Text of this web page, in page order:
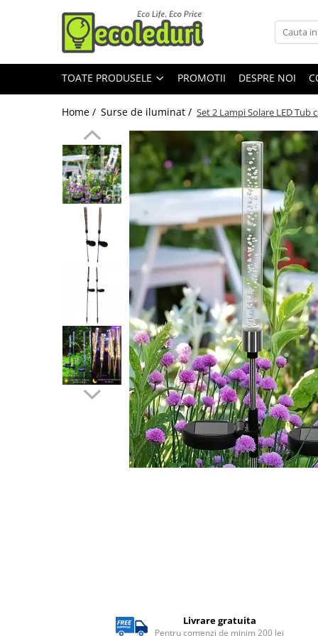
Toate Produsele
Surse de iluminat
Surse de iluminat
Bec Color led
Bec incandescent (Clasic)
Becuri Led
Becuri & lampi led cu fasung
Ghirlande luminoase
Modul Led pentru aplica
Tub Neon Fluorescent (Clasic)
Tub Neon LED
Lampi solare
Corpuri de iluminat
Corpuri de iluminat
Corpuri Led - industriale
Aplice si Plafoniere Led
TOATE PRODUSELE PROMOTII DESPRE NOI
Home / Surse de iluminat / Set 2 Lampi Solare LED Tub
Livrare gratuita
Pentru comenzi de minim 200 lei